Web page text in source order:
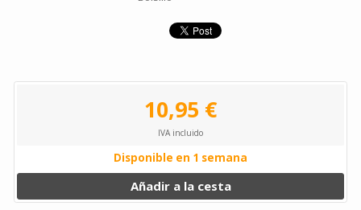
10,95 €
IVA incluido
Disponible en 1 semana
Añadir a la cesta